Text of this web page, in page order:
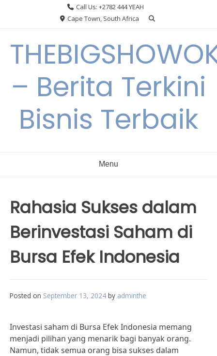
Call Us: +2782 444 YEAH
Cape Town, South Africa
– Berita Terkini
Bisnis Terbaik
Menu
Rahasia Sukses dalam
Berinvestasi Saham di
Bursa Efek Indonesia
Posted on September 13, 2024 by adminthe
Investasi saham di Bursa Efek Indonesia memang
menjadi pilihan yang menarik bagi banyak orang.
Namun, tidak semua orang bisa sukses dalam